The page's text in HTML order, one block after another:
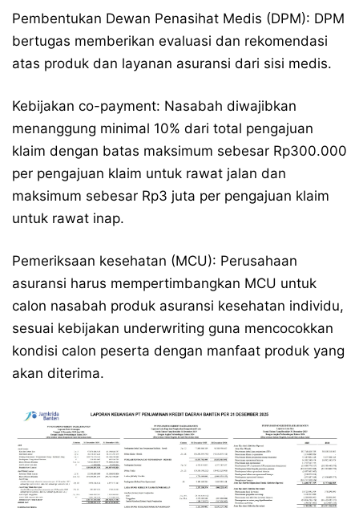
Pembentukan Dewan Penasihat Medis (DPM): DPM
bertugas memberikan evaluasi dan rekomendasi
atas produk dan layanan asuransi dari sisi medis.
Kebijakan co-payment: Nasabah diwajibkan
menanggung minimal 10% dari total pengajuan
klaim dengan batas maksimum sebesar Rp300.000
per pengajuan klaim untuk rawat jalan dan
maksimum sebesar Rp3 juta per pengajuan klaim
untuk rawat inap.
Pemeriksaan kesehatan (MCU): Perusahaan
asuransi harus mempertimbangkan MCU untuk
calon nasabah produk asuransi kesehatan individu,
sesuai kebijakan underwriting guna mencocokkan
kondisi calon peserta dengan manfaat produk yang
akan diterima.